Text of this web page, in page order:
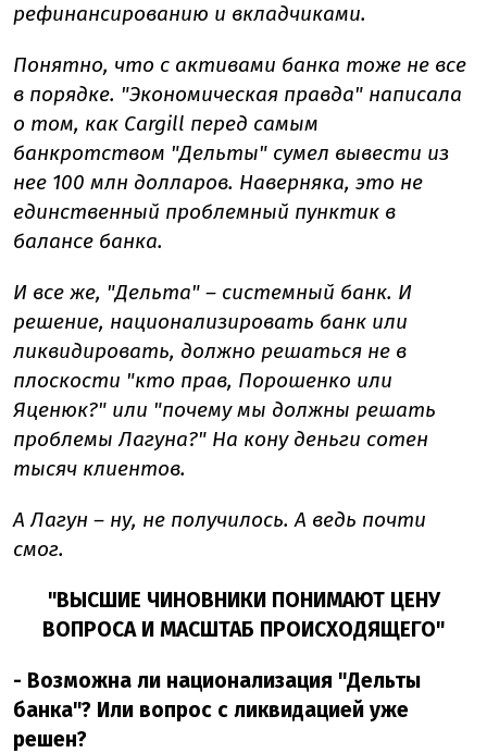
рефинансированию и вкладчиками.
Понятно, что с активами банка тоже не все
в порядке. "Экономическая правда" написала
о том, как Cargill перед самым
банкротством "Дельты" сумел вывести из
нее 100 млн долларов. Наверняка, это не
единственный проблемный пунктик в
балансе банка.
И все же, "Дельта" – системный банк. И
решение, национализировать банк или
ликвидировать, должно решаться не в
плоскости "кто прав, Порошенко или
Яценюк?" или "почему мы должны решать
проблемы Лагуна?" На кону деньги сотен
тысяч клиентов.
А Лагун – ну, не получилось. А ведь почти
смог.
"ВЫСШИЕ ЧИНОВНИКИ ПОНИМАЮТ ЦЕНУ
ВОПРОСА И МАСШТАБ ПРОИСХОДЯЩЕГО"
- Возможна ли национализация "Дельты
банка"? Или вопрос с ликвидацией уже
решен?